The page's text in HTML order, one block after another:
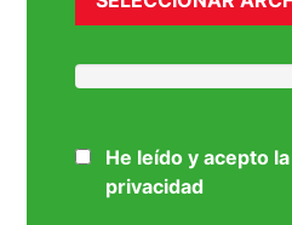
He leído y acepto
privacidad